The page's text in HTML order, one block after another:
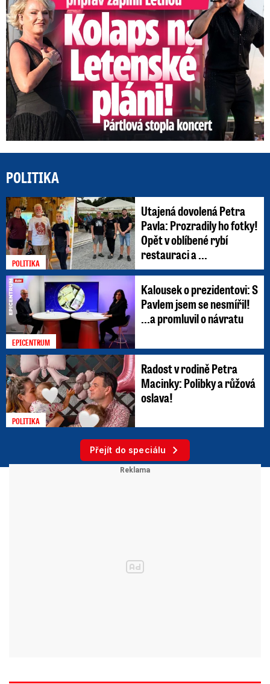
POLITIKA
POLITIKA
Utajená dovolená Petra
Pavla: Prozradily ho fotky!
Opět v oblíbené rybí
restauraci a ...
EPICENTRUM
Kalousek o prezidentovi: S
Pavlem jsem se nesmířil!
...a promluvil o návratu
POLITIKA
Radost v rodině Petra
Macinky: Polibky a růžová
oslava!
Přejít do speciálu